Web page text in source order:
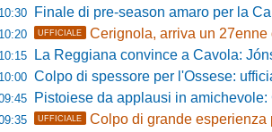
10:30 Finale di pre-season amaro per la Cairese: al Piola il
10:20 UFFICIALE Cerignola, arriva un 27enne
10:15 La Reggiana convince a Cavola: Jónsson
10:00 Colpo di spessore per l'Ossese: ufficiale
Pistoiese da applausi in amichevole: Corazza e
UFFICIALE Colpo di grande esperienza